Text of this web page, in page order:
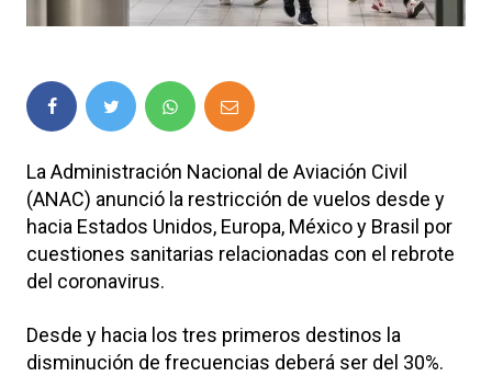
La Administración Nacional de Aviación Civil
(ANAC) anunció la restricción de vuelos desde y
hacia Estados Unidos, Europa, México y Brasil por
cuestiones sanitarias relacionadas con el rebrote
del coronavirus.
Desde y hacia los tres primeros destinos la
disminución de frecuencias deberá ser del 30%.